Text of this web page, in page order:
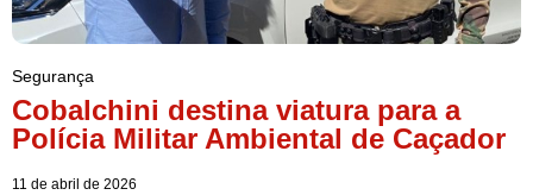
Segurança
Cobalchini destina viatura para a
Polícia Militar Ambiental de Caçador
11 de abril de 2026